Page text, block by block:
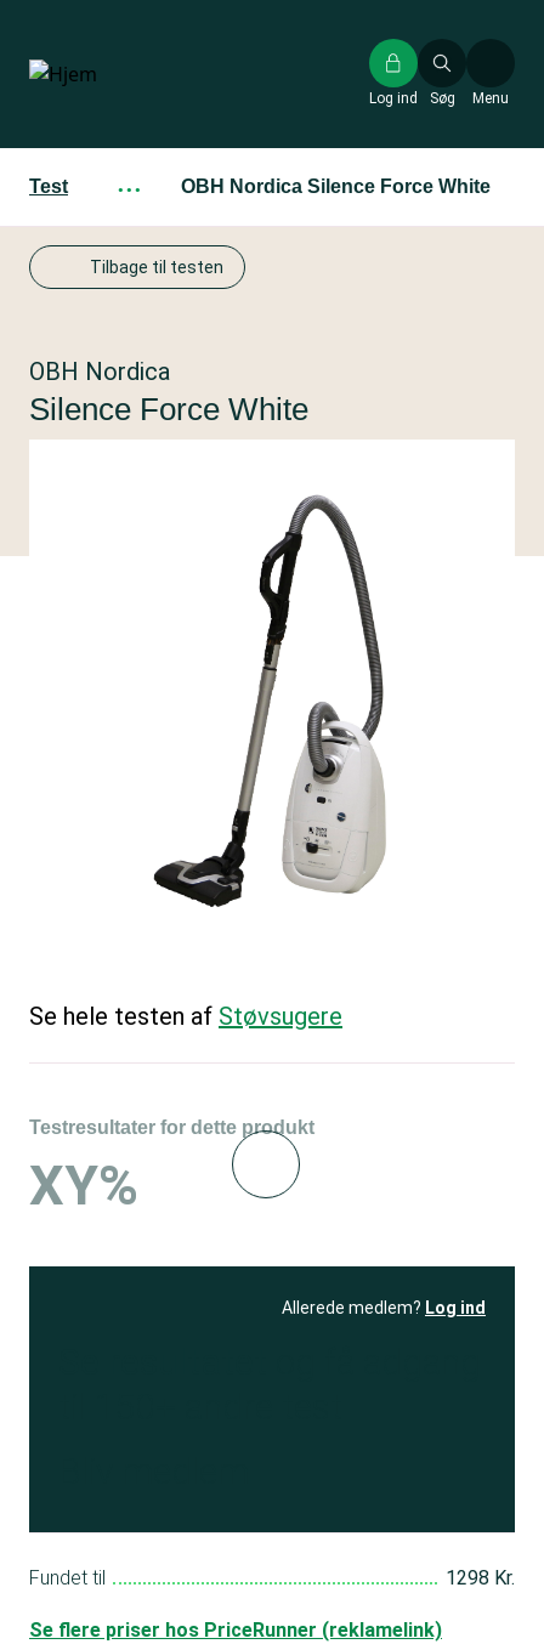
hovedindhold
Søg
Log ind Menu
Test ··· OBH Nordica Silence Force White
Tilbage til testen
OBH Nordica
Silence Force White
Se hele testen af Støvsugere
Testresultater for dette produkt
XY%
Allerede medlem? Log ind
Fundet til 1298 Kr.
Se flere priser hos PriceRunner (reklamelink)